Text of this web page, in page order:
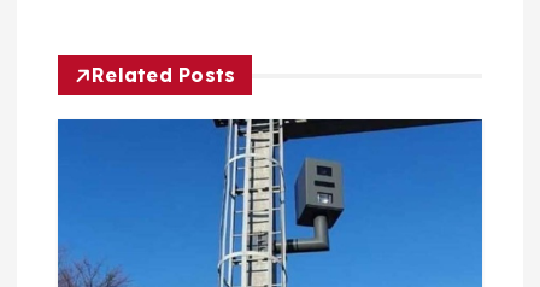
o
b
a
Related Posts